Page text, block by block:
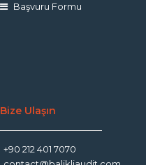
Başvuru Formu
Bize Ulaşın
+90 212 401 7070